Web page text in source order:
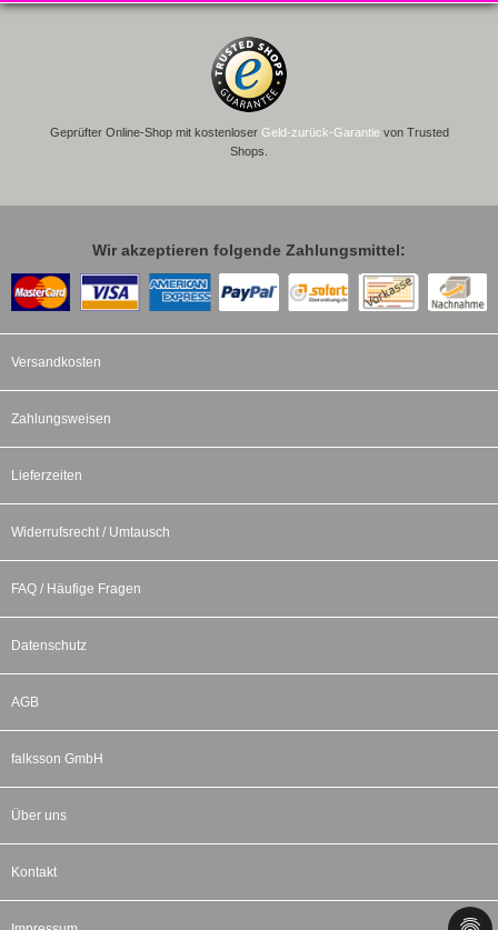
Geprüfter Online-Shop mit kostenloser Geld-zurück-Garantievon Trusted
Shops.
Wir akzeptieren folgende Zahlungsmittel:
Versandkosten
Zahlungsweisen
Lieferzeiten
Widerrufsrecht / Umtausch
FAQ / Häufige Fragen
Datenschutz
AGB
falksson GmbH
Über uns
Kontakt